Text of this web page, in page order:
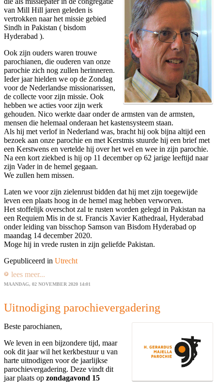
van Mill Hill jaren geleden is
vertrokken naar het missie gebied
Sindh in Pakistan ( bisdom
Hyderabad ).
Ook zijn ouders waren trouwe
parochianen, die ouderen van onze
parochie zich nog zullen herinneren.
Ieder jaar hielden we op de Zondag
voor de Nederlandse missionarissen,
de collecte voor zijn missie. Ook
hebben we acties voor zijn werk
gehouden. Nico werkte daar onder de armsten van de armsten,
mensen die helemaal onderaan het kastensysteem staan.
Als hij met verlof in Nederland was, bracht hij ook bijna altijd een
bezoek aan onze parochie en met Kerstmis stuurde hij een brief met
een Kerstwens en vertelde hij over het wel en wee in zijn parochie.
Na een kort ziekbed is hij op 11 december op 62 jarige leeftijd naar
zijn Vader in de hemel gegaan.
We zullen hem missen.
Laten we voor zijn zielenrust bidden dat hij met zijn toegewijde
leven een plaats hoog in de hemel mag hebben verworven.
Het stoffelijk overschot zal te rusten worden gelegd in Pakistan na
een Requiem Mis in de st. Francis Xavier Kathedraal, Hyderabad
onder leiding van bisschop Samson van Bisdom Hyderabad op
maandag 14 december 2020.
Moge hij in vrede rusten in zijn geliefde Pakistan.
Gepubliceerd in Utrecht
lees meer...
MAANDAG, 02 NOVEMBER 2020 14:01
Uitnodiging parochievergadering
Beste parochianen,
We leven in een bijzondere tijd, maar
ook dit jaar wil het kerkbestuur u van
harte uitnodigen voor de jaarlijkse
parochievergadering. Deze vindt dit
jaar plaats op zondagavond 15